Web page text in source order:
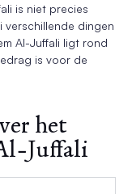
is niet precies
verschillende dingen
Al-Juffali ligt rond
is voor de
het
Juffali